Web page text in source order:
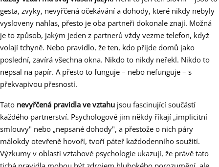
gesta, zvyky, nevyřčená očekávání a dohody, které nikdy nebyly
vysloveny nahlas, přesto je oba partneři dokonale znají. Možná
je to způsob, jakým jeden z partnerů vždy vezme telefon, když
volají tchyně. Nebo pravidlo, že ten, kdo přijde domů jako
poslední, zavírá všechna okna. Nikdo to nikdy neřekl. Nikdo to
nepsal na papír. A přesto to funguje – nebo nefunguje – s
překvapivou přesností.
Tato nevyřčená pravidla ve vztahu jsou fascinující součástí
každého partnerství. Psychologové jim někdy říkají „implicitní
smlouvy" nebo „nepsané dohody", a přestože o nich páry
málokdy otevřeně hovoří, tvoří páteř každodenního soužití.
Výzkumy v oblasti vztahové psychologie ukazují, že právě tato